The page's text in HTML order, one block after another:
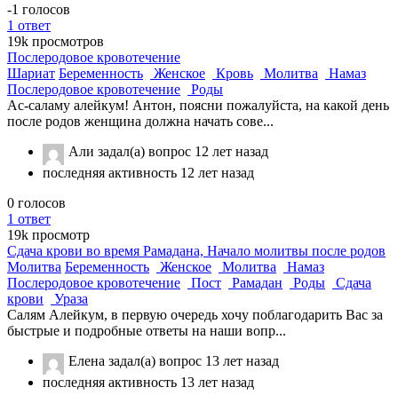
-1 голосов
1 ответ
19k просмотров
Послеродовое кровотечение
Шариат Беременность Женское Кровь Молитва
Намаз
Послеродовое кровотечение
Роды
Ас-саламу алейкум! Антон, поясни пожалуйста, на какой день
после родов женщина должна начать сове...
Али задал(а) вопрос 12 лет назад
последняя активность 12 лет назад
0 голосов
1 ответ
19k просмотр
Сдача крови во время Рамадана, Начало молитвы после родов
Молитва Беременность Женское Молитва
Намаз
Послеродовое кровотечение
Пост Рамадан Роды
Сдача
крови
Ураза
Салям Алейкум, в первую очередь хочу поблагодарить Вас за
быстрые и подробные ответы на наши вопр...
Елена задал(а) вопрос 13 лет назад
последняя активность 13 лет назад